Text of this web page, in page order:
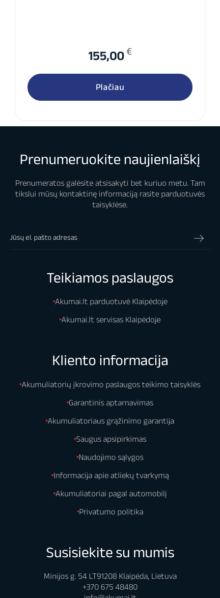
155,00 €
Plačiau
Prenumeruokite naujienlaiškį
Prenumeratos galėsite atsisakyti bet kuriuo metu. Tam
tikslui mūsų kontaktinę informaciją rasite parduotuvės
taisyklėse.
Teikiamos paslaugos
Akumai.lt parduotuvė Klaipėdoje
Akumai.lt servisas Klaipėdoje
Kliento informacija
Akumuliatorių įkrovimo paslaugos teikimo taisyklės
Garantinis aptarnavimas
Akumuliatoriaus grąžinimo garantija
Saugus apsipirkimas
Naudojimo sąlygos
Informacija apie atliekų tvarkymą
Akumuliatoriai pagal automobilį
Privatumo politika
Susisiekite su mumis
Minijos g. 54 LT91208 Klaipėda, Lietuva
+370 675 48480